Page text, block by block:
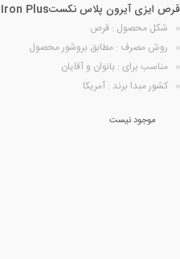
قرص ایزی آیرون پلاس نکستPlus
شکل محصول : قرص
روش مصرف : مطابق بروشور محصول
مناسب برای : بانوان و آقایان
کشور مبدا برند : آمریکا
موجود نیست